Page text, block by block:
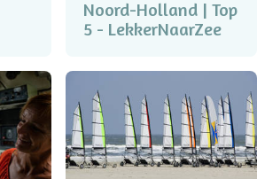
Noord-Holland | Top
5 - LekkerNaarZee